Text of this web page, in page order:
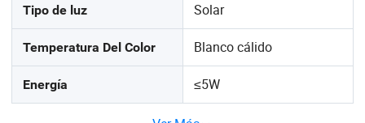
Tipo de luz Solar
Temperatura Del Color Blanco cálido
Energía ≤5W